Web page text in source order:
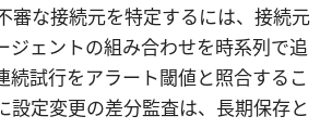
審な接続元を特定するには、接続元
ジェントの組み合わせを時系列で追
続試行をアラート閾値と照合するこ
設定変更の差分監査は、長期保存と